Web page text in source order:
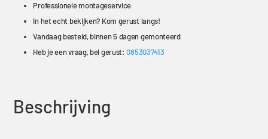
Professionele montageservice
In het echt bekijken? Kom gerust langs!
Vandaag besteld, binnen 5 dagen gemonteerd
Heb je een vraag, bel gerust:0853037413
Beschrijving